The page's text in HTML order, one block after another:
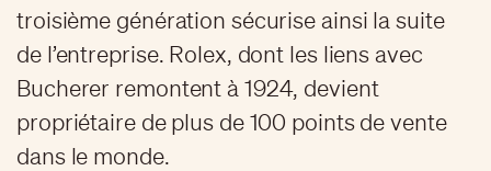
troisième génération sécurise ainsi la suite
de l’entreprise. Rolex, dont les liens avec
Bucherer remontent à 1924, devient
propriétaire de plus de 100 points de vente
dans le monde.